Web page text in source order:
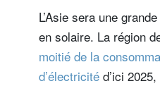
L’Asie sera une
en solaire. La région
moitié de la
d’électricité d’ici